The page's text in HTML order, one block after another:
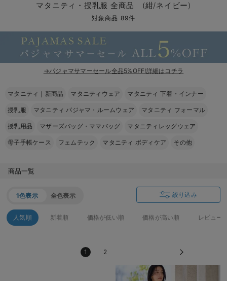
マタニティ トップス
マタニティ アウター（コート）・ママコート
マタニティ 授乳 キャミソール
産褥ショーツ
マタニティ 腹巻き
マタニティ ドレス（結婚式・お呼ばれ）
マタニティ フォーマル パンツ・ボトムス
【アウトレット】パジャマ
【アウトレット】インナー
コットン素材
冷房対策
ブラトップ
親子セット
erbaviva（エルバビーバ）
安心の日本製。先輩ママが買ってよかった！本当に必要な出産準備品
ハレの日に着るANGELIEBEのセレモニー
パジャマ
ツィード派
セット
ワーク・オフィス
女の子におススメの
かわいくておもしろ
お部屋映えアイテム
レギンス・タイツ
マタニティ・授乳服 全商品 (紺/ネイビー)
対象商品 89件
→パジャマサマーセール全品5%OFF!詳細はコチラ
マタニティ｜新商品 マタニティウェア マタニティ 下着・インナー
授乳服 マタニティ パジャマ・ルームウェア マタニティ フォーマル
授乳用品 マザーズバッグ・ママバッグ マタニティレッグウェア
母子手帳ケース フェムテック マタニティ ボディケア その他
商品一覧
1色表示 全色表示 絞り込み
人気順 新着順 価格が低い順 価格が高い順 レビュー
1 2